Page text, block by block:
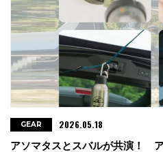
アソマタスとスバルが共演！
GEAR 2026.05.18